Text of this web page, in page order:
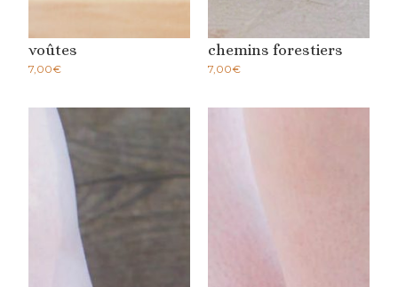
voûtes
7,00€
chemins forestiers
7,00€